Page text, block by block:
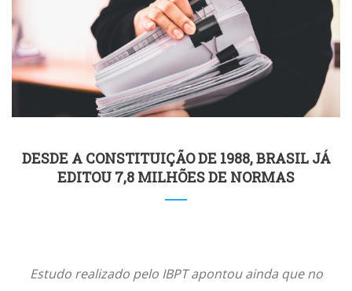
DESDE A CONSTITUIÇÃO DE 1988, BRASIL JÁ
EDITOU 7,8 MILHÕES DE NORMAS
Estudo realizado pelo IBPT apontou ainda que no